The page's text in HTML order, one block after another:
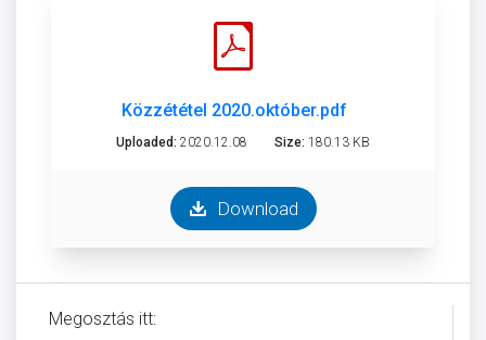
Közzététel 2020.október.pdf
Uploaded: 2020.12.08 Size: 180.13 KB
Download
Megosztás itt: